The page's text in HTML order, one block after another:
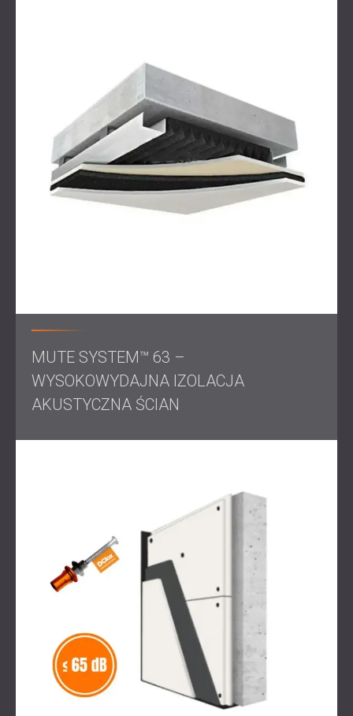
system izolacji akustycznej, składający się z metalowej
ściany szkieletowej umieszczonej na specjalnej warstwie
tłumiącej. Taka konstrukcja pozwoliła ograniczyć
przenoszenie dźwięku przez konstrukcję poprzez izolację
drgań z ramy do ścian i sufitów nadrzędnych.
W węższych przestrzeniach, takich jak klatka schodowa,
zainstalowano MUTE SYSTEM 63. Jest to cieńsza wersja
systemów izolacji akustycznej DECIBEL, wybrana ze
względu na oszczędność miejsca i wysokie parametry
Wynik
Po instalacji przeprowadzono szczegółowe pomiary w
celu oceny właściwości akustycznych pomieszczenia.
Wyniki wykazały, że poziom izolacji akustycznej
zamknięciu okien, z zewnątrz klubu nie słychać muzyki.
na żywo bez zakłócania otaczającego środowiska.
Gotowy na wyciszenie swojego klubu lub lokalu?
Firma DECIBEL projektuje i instaluje niestandardowe
systemy izolacji akustycznej dla obiektów rozrywkowych,
Skontaktuj się z naszym zespołem
aby rozpocząć swój projekt.
MUTE SYSTEM™ 63 –
WYSOKOWYDAJNA IZOLACJA
AKUSTYCZNA ŚCIAN